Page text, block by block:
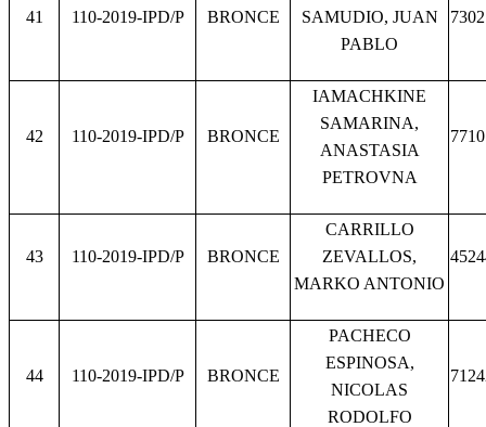
41 110-2019-IPD/P BRONCE
SAMUDIO, JUAN
PABLO
42 110-2019-IPD/P BRONCE
IAMACHKINE
SAMARINA,
ANASTASIA
PETROVNA
43 110-2019-IPD/P BRONCE
CARRILLO
ZEVALLOS,
MARKO ANTONIO
44 110-2019-IPD/P BRONCE
PACHECO
ESPINOSA,
NICOLAS
RODOLFO